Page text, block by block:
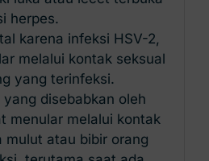
herpes.
karena infeksi HSV-2,
melalui kontak seksual
yang terinfeksi.
yang disebabkan oleh
menular melalui kontak
mulut atau bibir orang